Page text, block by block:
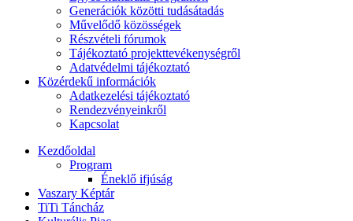
Generációk közötti tudásátadás
Művelődő közösségek
Részvételi fórumok
Tájékoztató projekttevékenységről
Adatvédelmi tájékoztató
Közérdekű információk
Adatkezelési tájékoztató
Rendezvényeinkről
Kapcsolat
Kezdőoldal
Program
Éneklő ifjúság
Vaszary Képtár
TiTi Táncház